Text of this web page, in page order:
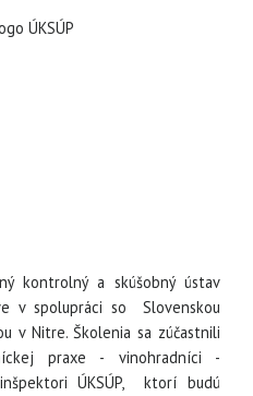
kontrolný a skúšobný ústav
v spolupráci so Slovenskou
v Nitre. Školenia sa zúčastnili
praxe - vinohradníci -
ÚKSÚP, ktorí budú